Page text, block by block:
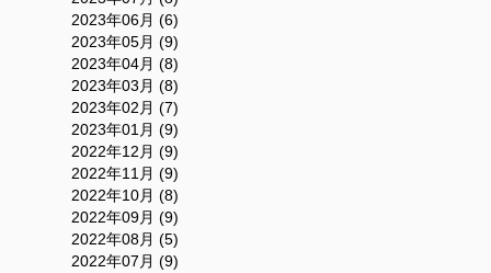
2023年06月 (6)
2023年05月 (9)
2023年04月 (8)
2023年03月 (8)
2023年02月 (7)
2023年01月 (9)
2022年12月 (9)
2022年11月 (9)
2022年10月 (8)
2022年09月 (9)
2022年08月 (5)
2022年07月 (9)